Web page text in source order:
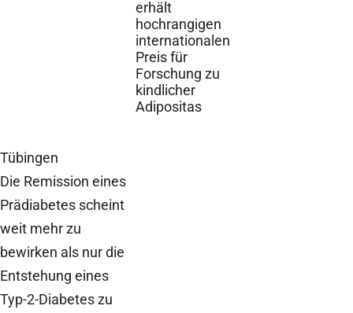
erhält
hochrangigen
internationalen
Preis für
Forschung zu
kindlicher
Adipositas
Tübingen
Die Remission eines
Prädiabetes scheint
weit mehr zu
bewirken als nur die
Entstehung eines
Typ-2-Diabetes zu